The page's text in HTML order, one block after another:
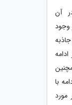
آن
وجود
با
مورد